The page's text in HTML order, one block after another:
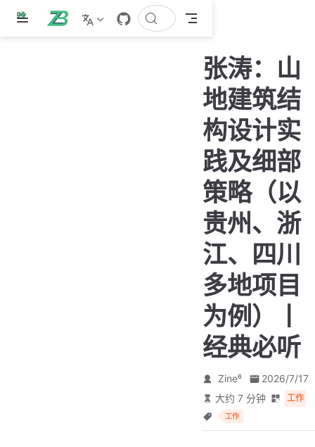
跳
张涛：山
地建筑结
构设计实
践及细部
策略（以
贵州、浙
江、四川
多地项目
为例）丨
经典必听
Zine⁶
2026/7/17
大约 7 分钟
工作
工作